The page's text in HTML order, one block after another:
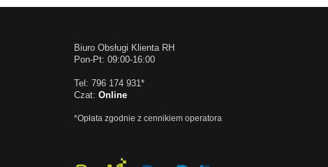
Biuro Obsługi Klienta RH
Pon-Pt: 09:00-16:00
Tel: 796 174 931*
Czat: Online
*Opłata zgodnie z cennikiem operatora